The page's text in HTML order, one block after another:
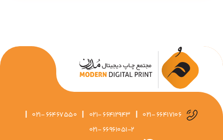
021- 66417106
|
021- 66412943
|
021- 66467550
|
021- 66961051-2